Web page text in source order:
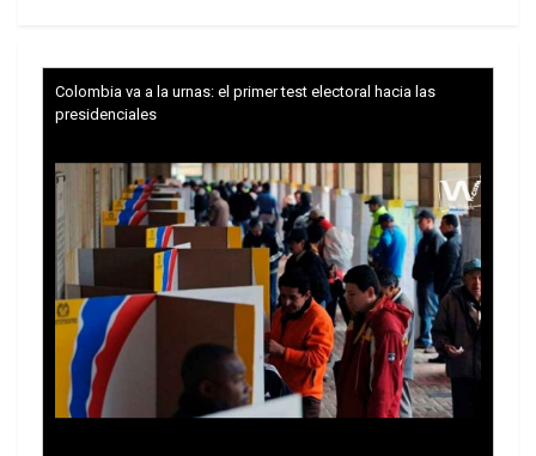
Colombia va a la urnas: el primer test electoral hacia las
presidenciales